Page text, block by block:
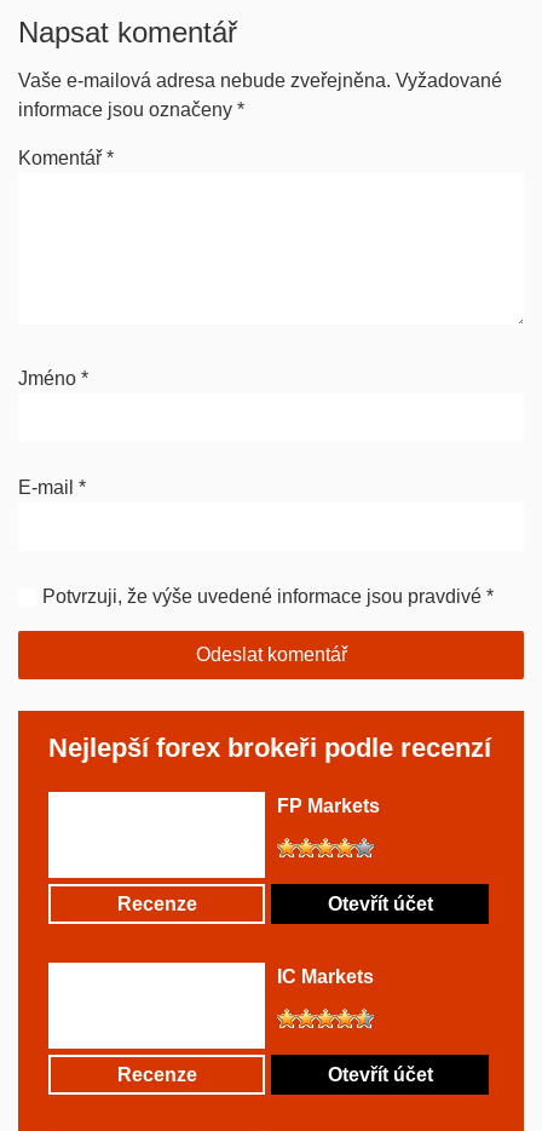
Napsat komentář
Vaše e-mailová adresa nebude zveřejněna. Vyžadované
informace jsou označeny *
Komentář *
Jméno *
E-mail *
Potvrzuji, že výše uvedené informace jsou pravdivé *
Nejlepší forex brokeři podle recenzí
FP Markets
Recenze Otevřít účet
IC Markets
Recenze Otevřít účet